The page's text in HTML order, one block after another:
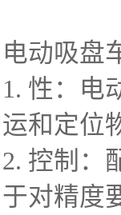
电动吸盘
1. 性：电
运和定位
2. 控制：
于对精度